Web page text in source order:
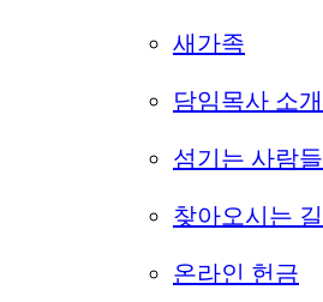
새가족
담임목사 소개
섬기는 사람들
찾아오시는 길
온라인 헌금